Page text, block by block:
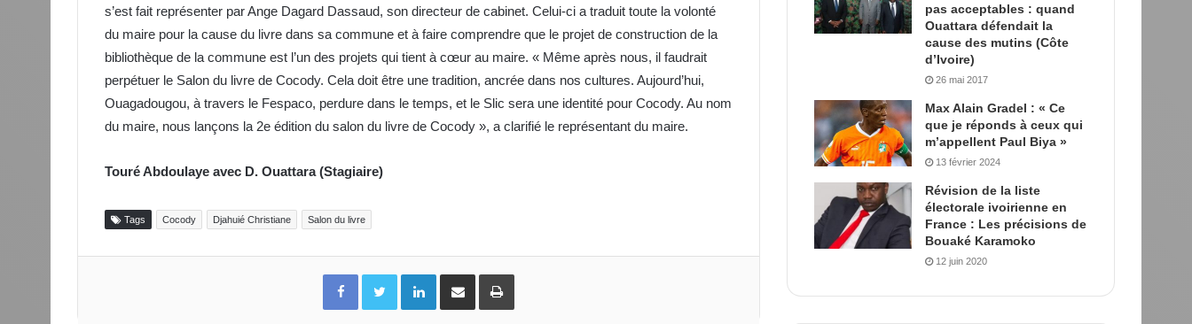
s’est fait représenter par Ange Dagard Dassaud, son directeur de cabinet. Celui-ci a traduit toute la volonté
du maire pour la cause du livre dans sa commune et à faire comprendre que le projet de construction de la
bibliothèque de la commune est l’un des projets qui tient à cœur au maire. « Même après nous, il faudrait
perpétuer le Salon du livre de Cocody. Cela doit être une tradition, ancrée dans nos cultures. Aujourd’hui,
Ouagadougou, à travers le Fespaco, perdure dans le temps, et le Slic sera une identité pour Cocody. Au nom
du maire, nous lançons la 2e édition du salon du livre de Cocody », a clarifié le représentant du maire.
Touré Abdoulaye avec D. Ouattara (Stagiaire)
Tags Cocody Djahuié Christiane Salon du livre
FacebookTwitter LinkedinPartager par email Imprimer
pas acceptables : quand
Ouattara défendait la
cause des mutins (Côte
d’Ivoire)
26 mai 2017
Max Alain Gradel : « Ce
que je réponds à ceux qui
m’appellent Paul Biya »
13 février 2024
Révision de la liste
électorale ivoirienne en
France : Les précisions de
Bouaké Karamoko
12 juin 2020